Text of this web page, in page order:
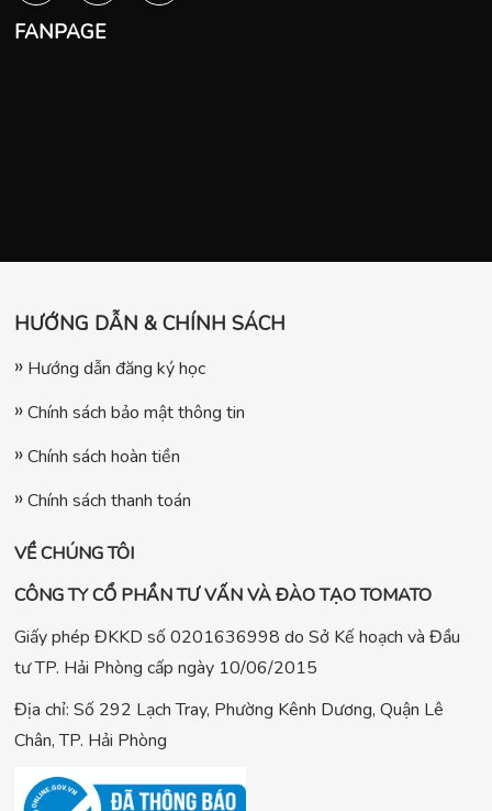
FANPAGE
HƯỚNG DẪN & CHÍNH SÁCH
Hướng dẫn đăng ký học
Chính sách bảo mật thông tin
Chính sách hoàn tiền
Chính sách thanh toán
VỀ CHÚNG TÔI
CÔNG TY CỔ PHẦN TƯ VẤN VÀ ĐÀO TẠO TOMATO
Giấy phép ĐKKD số 0201636998 do Sở Kế hoạch và Đầu
tư TP. Hải Phòng cấp ngày 10/06/2015
Địa chỉ: Số 292 Lạch Tray, Phường Kênh Dương, Quận Lê
Chân, TP. Hải Phòng